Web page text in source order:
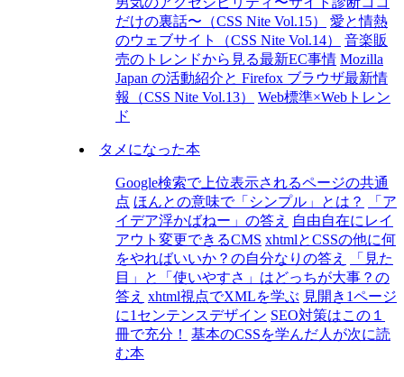
だけの裏話〜（CSS Nite Vol.15）
愛と情熱
のウェブサイト（CSS Nite Vol.14）
音楽販
売のトレンドから見る最新EC事情 Mozilla
Japan の活動紹介と Firefox ブラウザ最新情
報（CSS Nite Vol.13）
Web標準×Webトレン
ド
タメになった本
Google検索で上位表示されるページの共通
点 ほんとの意味で「シンプル」とは？
「ア
イデア浮かばねー」の答え
自由自在にレイ
アウト変更できるCMS xhtmlとCSSの他に何
をやればいいか？の自分なりの答え
「見た
目」と「使いやすさ」はどっちが大事？の
答え xhtml視点でXMLを学ぶ 見開き1ページ
に1センテンスデザイン SEO対策はこの１
冊で充分！
基本のCSSを学んだ人が次に読
む本